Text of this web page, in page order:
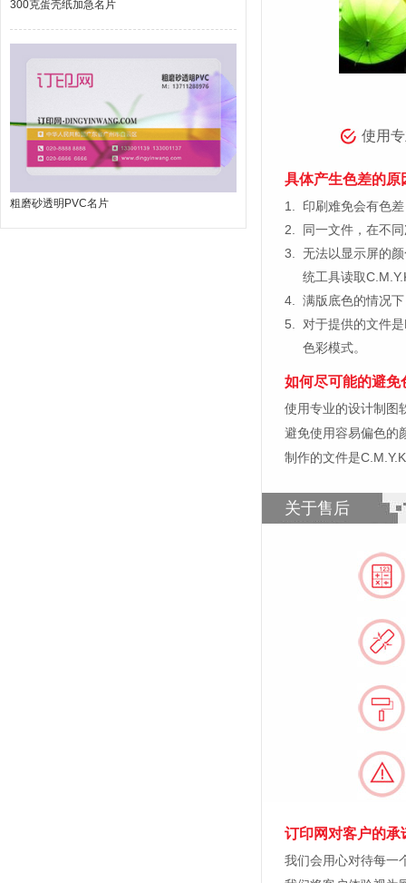
300克蛋壳纸加急名片
粗磨砂透明PVC名片
使用
具体产生色差的原
1.
印刷难免会有色
2.
同一文件，在不
3.
无法以显示屏的
统工具读取
4.
满版底色的情况
5.
对于提供的文件
色彩模式。
如何尽可能的避免
使用专业的设计制图
避免使用容易偏色的
制作的文件是
关于售后
订印网对客户的承
我们会用心对待每一